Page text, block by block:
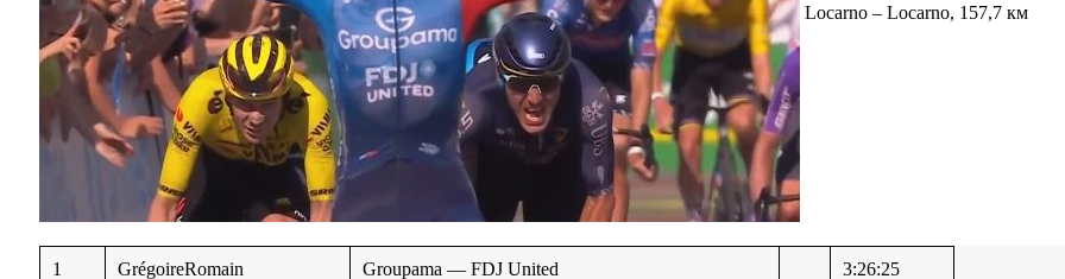
Locarno – Locarno, 157,7 км
1 GrégoireRomain Groupama — FDJ United 3:26:25